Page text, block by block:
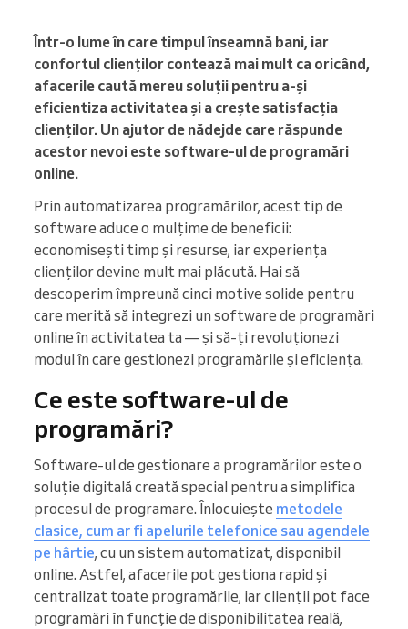
Într-o lume în care timpul înseamnă bani, iar
confortul clienților contează mai mult ca oricând,
afacerile caută mereu soluții pentru a-și
eficientiza activitatea și a crește satisfacția
clienților. Un ajutor de nădejde care răspunde
acestor nevoi este software-ul de programări
online.
Prin automatizarea programărilor, acest tip de
software aduce o mulțime de beneficii:
economisești timp și resurse, iar experiența
clienților devine mult mai plăcută. Hai să
descoperim împreună cinci motive solide pentru
care merită să integrezi un software de programări
online în activitatea ta — și să-ți revoluționezi
modul în care gestionezi programările și eficiența.
Ce este software-ul de
programări?
Software-ul de gestionare a programărilor este o
soluție digitală creată special pentru a simplifica
procesul de programare. Înlocuiește metodele
clasice, cum ar fi apelurile telefonice sau agendele
pe hârtie, cu un sistem automatizat, disponibil
online. Astfel, afacerile pot gestiona rapid și
centralizat toate programările, iar clienții pot face
programări în funcție de disponibilitatea reală,